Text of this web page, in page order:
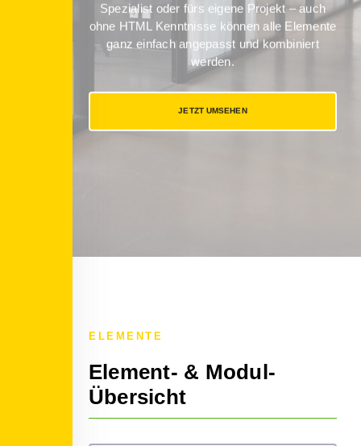
Spezialist oder fürs eigene Projekt – auch
ohne HTML Kenntnisse können alle Elemente
ganz einfach angepasst und kombiniert
werden.
JETZT UMSEHEN
ELEMENTE
Element- & Modul-
Übersicht